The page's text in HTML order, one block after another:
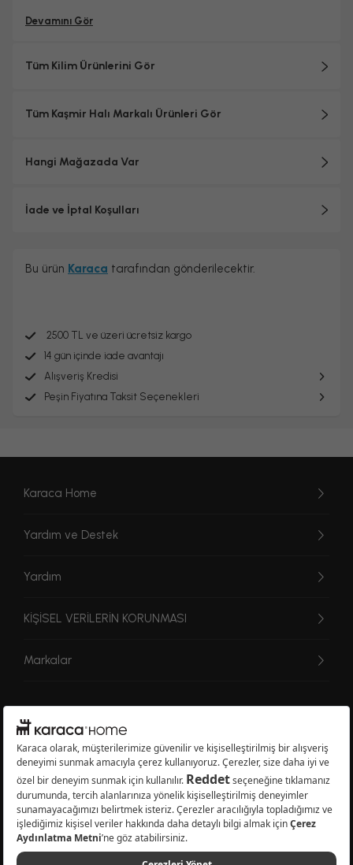
Devamını Gör
Tüm Kilim Ürünlerini Gör
Tüm Kaşmir Halı Markalı Ürünleri Gör
Hangi Mağazada Var
İade ve İptal Koşulları
Bu ürün Karaca tarafından gönderilecektir.
2500 TL ve üzeri ücretsiz kargo
14 gün içinde iade avantajı
Alışveriş Kredisi
Peşin Fiyatına Taksit Seçenekleri
Karaca Home
Yardım ve Destek
Yardım
KİŞİSEL VERİLERİN KORUNMASI
Markalar
© 2026 Karaca Home Collection Tekstil Sanayi ve Ticaret A.Ş. - Tüm hakları
saklıdır.